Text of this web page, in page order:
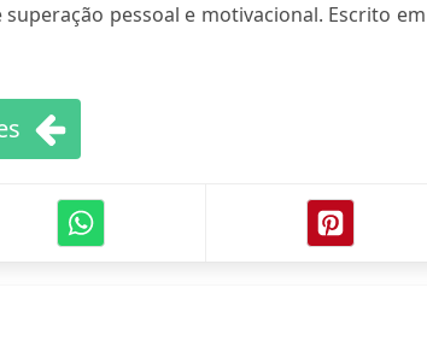
pessoal e motivacional. Escrito em